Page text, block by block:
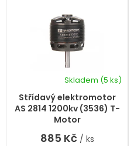
Střídavý elektromotor
AS 2814 1200kv (3536) T-
Motor
Skladem (5 ks)
885 Kč / ks